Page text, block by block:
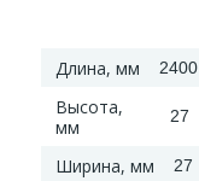
Длина, мм 2400
Высота,
мм
27
Ширина, мм 27